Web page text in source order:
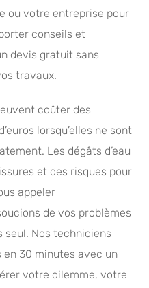
ou votre entreprise pour
conseils et
devis gratuit sans
travaux.
coûter des
lorsqu’elles ne sont
Les dégâts d’eau
et des risques pour
appeler
de vos problèmes
seul. Nos techniciens
30 minutes avec un
votre dilemme, votre